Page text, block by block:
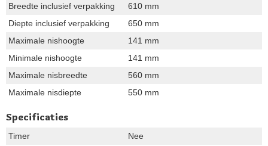
Breedte inclusief verpakking
610 mm
Diepte inclusief verpakking
650 mm
Maximale nishoogte
141 mm
Minimale nishoogte
141 mm
Maximale nisbreedte
560 mm
Maximale nisdiepte
550 mm
Specificaties
Timer
Nee